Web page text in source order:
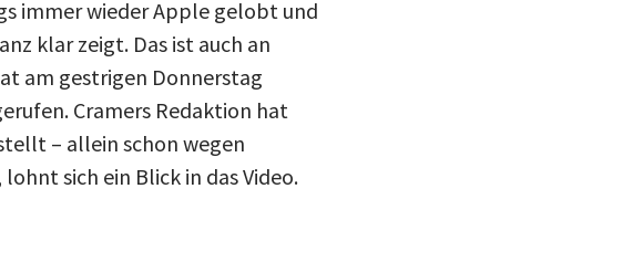
immer wieder Apple gelobt und
klar zeigt. Das ist auch an
am gestrigen Donnerstag
Cramers Redaktion hat
– allein schon wegen
sich ein Blick in das Video.